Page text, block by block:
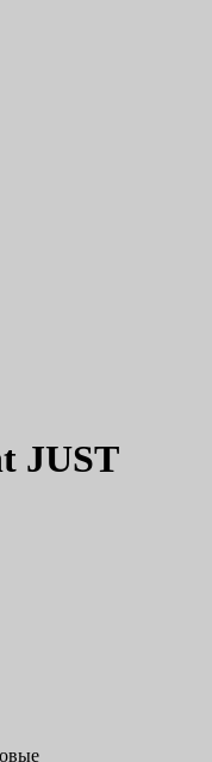
JUST